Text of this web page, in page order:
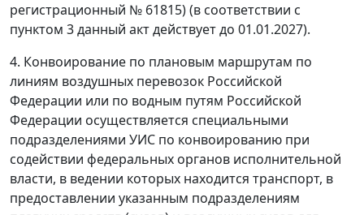
регистрационный № 61815) (в соответствии с
пунктом 3 данный акт действует до 01.01.2027).
4. Конвоирование по плановым маршрутам по
линиям воздушных перевозок Российской
Федерации или по водным путям Российской
Федерации осуществляется специальными
подразделениями УИС по конвоированию при
содействии федеральных органов исполнительной
власти, в ведении которых находится транспорт, в
предоставлении указанным подразделениям